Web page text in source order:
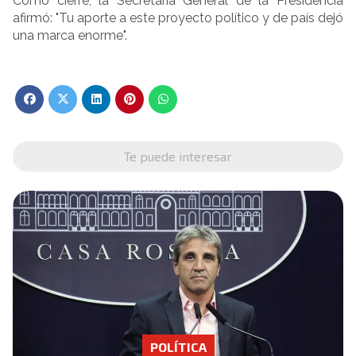
afirmó: "Tu aporte a este proyecto político y de país dejó
una marca enorme".
Te puede interesar
POLÍTICA